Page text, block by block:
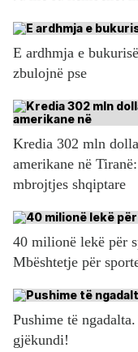
E ardhmja e
zbulojnë pse
Kredia 302 mln
amerikane në
mbrojtjes shqiptare
40 milionë lekë për
Mbështetje për
Pushime të
gjëkundi!